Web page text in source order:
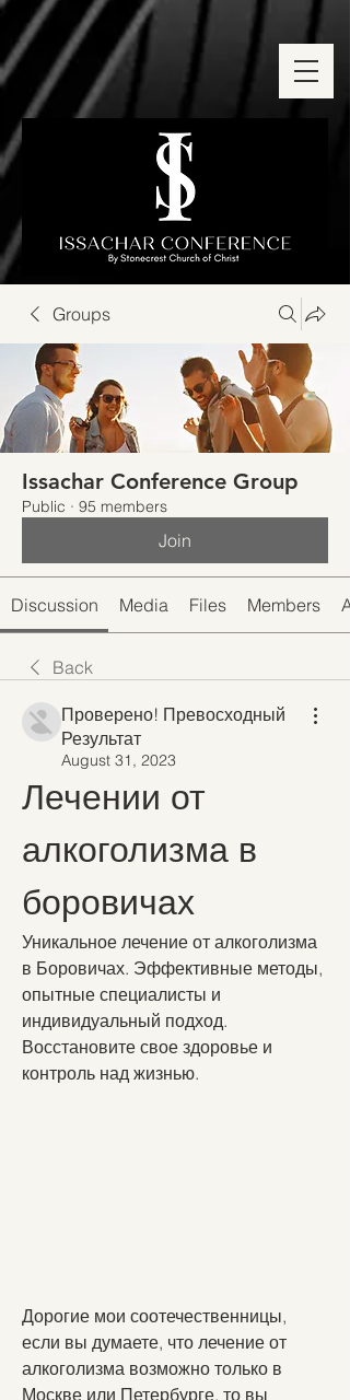
Groups
Issachar Conference Group
Public · 95 members
Join
Discussion Media Files Members
Back
Проверено! Превосходный
Результат
August 31, 2023
Лечении от
алкоголизма в
боровичах
Уникальное лечение от алкоголизма
в Боровичах. Эффективные методы,
опытные специалисты и
индивидуальный подход.
Восстановите свое здоровье и
контроль над жизнью.
Дорогие мои соотечественницы,
если вы думаете, что лечение от
алкоголизма возможно только в
Москве или Петербурге, то вы